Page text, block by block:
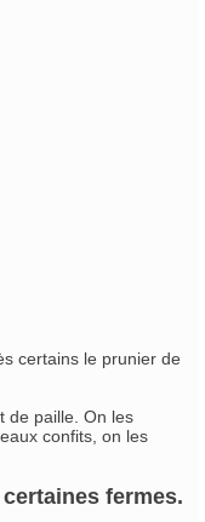
certains le prunier de
de paille. On les
confits, on les
fermes.